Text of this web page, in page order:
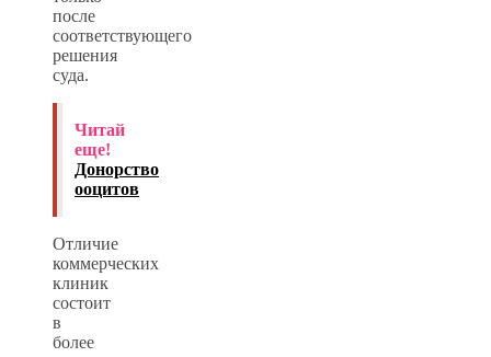
после
соответствующего
решения
суда.
Читай
еще!
Донорство
ооцитов
Отличие
коммерческих
клиник
состоит
в
более